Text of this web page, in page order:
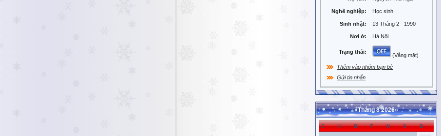
Nghề nghiệp: Học sinh
Sinh nhật: 13 Tháng 2 - 1990
Nơi ở: Hà Nội
Trạng thái:
(Vắng mặt)
Thêm vào nhóm bạn bè
Gửi tin nhắn
«Tháng 8 2026»
C H B T N S B